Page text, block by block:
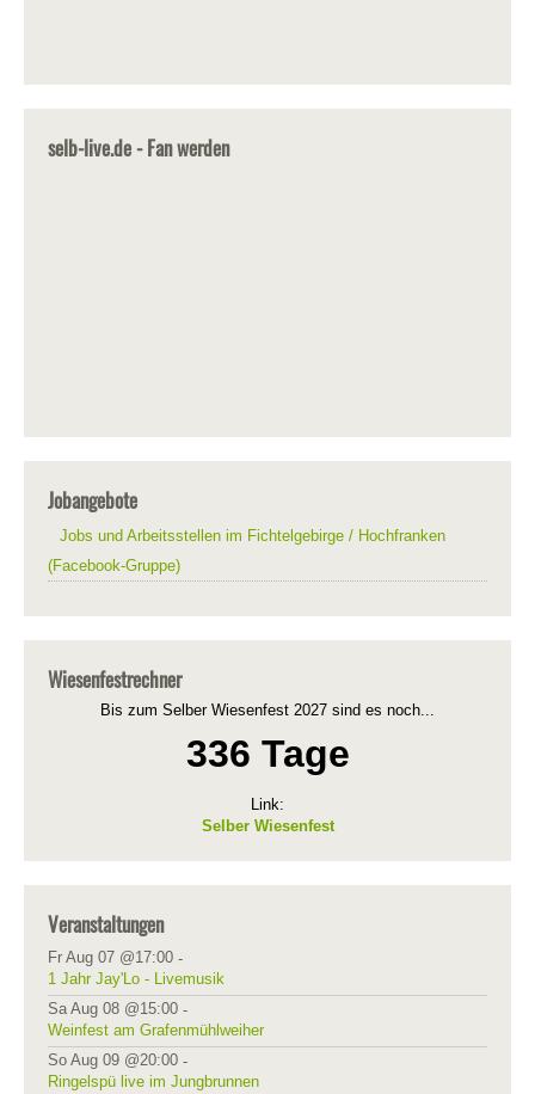
selb-live.de - Fan werden
Jobangebote
Jobs und Arbeitsstellen im Fichtelgebirge / Hochfranken
(Facebook-Gruppe)
Wiesenfestrechner
Bis zum Selber Wiesenfest 2027 sind es noch...
336 Tage
Link:
Selber Wiesenfest
Veranstaltungen
Fr Aug 07 @17:00 -
1 Jahr Jay'Lo - Livemusik
Sa Aug 08 @15:00 -
Weinfest am Grafenmühlweiher
So Aug 09 @20:00 -
Ringelspü live im Jungbrunnen